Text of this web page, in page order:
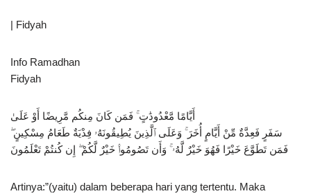
| Fidyah
Info Ramadhan
Fidyah
أَيَّامًا مَّعْدُودَٰتٍ ۚ فَمَن كَانَ مِنكُم مَّرِيضًا أَوْ عَلَىٰ
سَفَرٍ فَعِدَّةٌ مِّنْ أَيَّامٍ أُخَرَ ۚ وَعَلَى ٱلَّذِينَ يُطِيقُونَهُۥ فِدْيَةٌ طَعَامُ مِسْكِينٍ ۖ
فَمَن تَطَوَّعَ خَيْرًا فَهُوَ خَيْرٌ لَّهُۥ ۚ وَأَن تَصُومُوا۟ خَيْرٌ لَّكُمْ ۖ إِن كُنتُمْ تَعْلَمُونَ
Artinya:”(yaitu) dalam beberapa hari yang tertentu. Maka